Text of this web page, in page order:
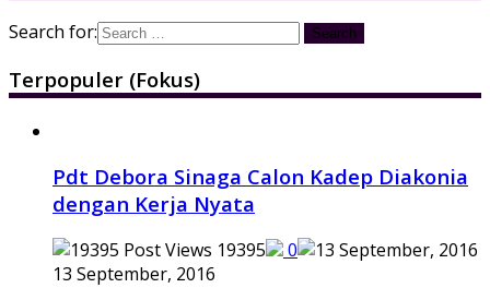
Search for:
Terpopuler (Fokus)
Pdt Debora Sinaga Calon Kadep Diakonia
dengan Kerja Nyata
19395
0
13 September, 2016